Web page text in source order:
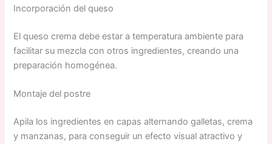
Incorporación del queso
El queso crema debe estar a temperatura ambiente para
facilitar su mezcla con otros ingredientes, creando una
preparación homogénea.
Montaje del postre
Apila los ingredientes en capas alternando galletas, crema
y manzanas, para conseguir un efecto visual atractivo y